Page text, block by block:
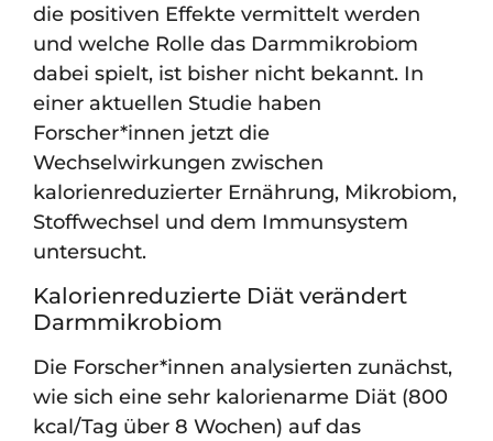
die positiven Effekte vermittelt werden
und welche Rolle das Darmmikrobiom
dabei spielt, ist bisher nicht bekannt. In
einer aktuellen Studie haben
Forscher*innen jetzt die
Wechselwirkungen zwischen
kalorienreduzierter Ernährung, Mikrobiom,
Stoffwechsel und dem Immunsystem
untersucht.
Kalorienreduzierte Diät verändert
Darmmikrobiom
Die Forscher*innen analysierten zunächst,
wie sich eine sehr kalorienarme Diät (800
kcal/Tag über 8 Wochen) auf das